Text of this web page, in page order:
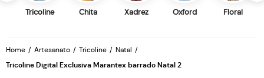
Tricoline Chita Xadrez Oxford Floral
Home Artesanato Tricoline Natal
Tricoline Digital Exclusiva Marantex barrado Natal 2